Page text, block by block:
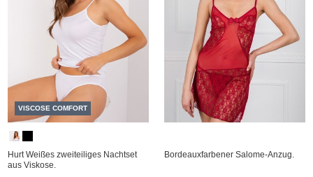
VISCOSE COMFORT
Hurt Weißes zweiteiliges Nachtset
aus Viskose.
Bordeauxfarbener Salome-Anzug.